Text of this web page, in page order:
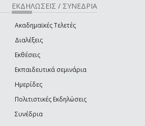
ΕΚΔΗΛΩΣΕΙΣ / ΣΥΝΕΔΡΙΑ
Ακαδημαϊκές Τελετές
Διαλέξεις
Εκθέσεις
Εκπαιδευτικά σεμινάρια
Ημερίδες
Πολιτιστικές Εκδηλώσεις
Συνέδρια